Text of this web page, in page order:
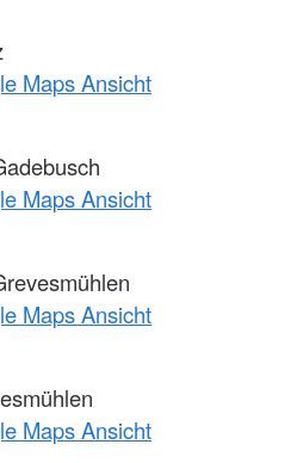
Maps Ansicht
Maps Ansicht
Maps Ansicht
Maps Ansicht